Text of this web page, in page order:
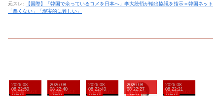
元スレ:
【国際】「韓国で余っているコメを日本へ」李大統領が輸出協議を指示＝韓国ネット
「悪くない」「現実的に難しい」
NEW
2026-08-
08 22:50
NEW
2026-08-
08 22:40
NEW
2026-08-
08 22:40
NEW
2026-08-
08 22:27
NEW
2026-08-
08 22:21